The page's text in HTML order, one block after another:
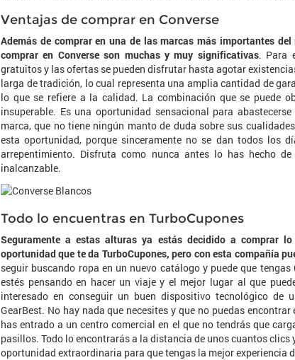
Ventajas de comprar en Converse
Además de comprar en una de las marcas más importantes
comprar en Converse son muchas y muy significativas. Para
gratuitos y las ofertas se pueden disfrutar hasta agotar
larga de tradición, lo cual representa una amplia cantidad de
lo que se refiere a la calidad. La combinación que se puede
insuperable. Es una oportunidad sensacional para
marca, que no tiene ningún manto de duda sobre sus
esta oportunidad, porque sinceramente no se dan todos los
arrepentimiento. Disfruta como nunca antes lo has hecho
inalcanzable.
Todo lo encuentras en TurboCupones
Seguramente a estas alturas ya estás decidido a comprar
oportunidad que te da TurboCupones, pero con esta compañía
seguir buscando ropa en un nuevo catálogo y puede que
estés pensando en hacer un viaje y el mejor lugar al que
interesado en conseguir un buen dispositivo tecnológico de
GearBest. No hay nada que necesites y que no puedas
has entrado a un centro comercial en el que no tendrás que
pasillos. Todo lo encontrarás a la distancia de unos cuantos clics
oportunidad extraordinaria para que tengas la mejor experiencia